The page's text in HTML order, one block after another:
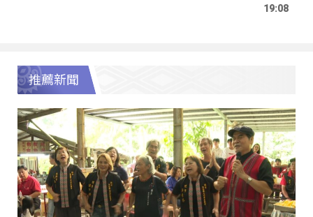
19:08
推薦新聞